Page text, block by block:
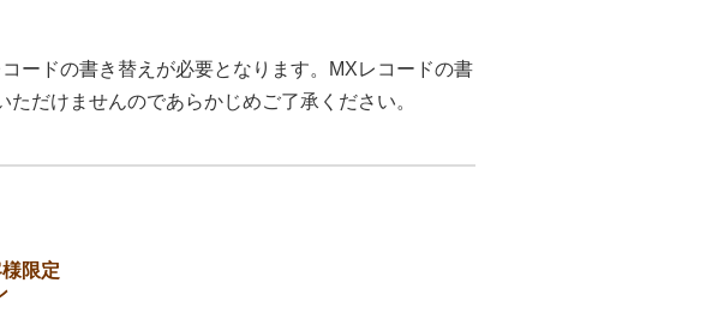
ードの書き替えが必要となります。MXレコードの書
だけませんのであらかじめご了承ください。
限定